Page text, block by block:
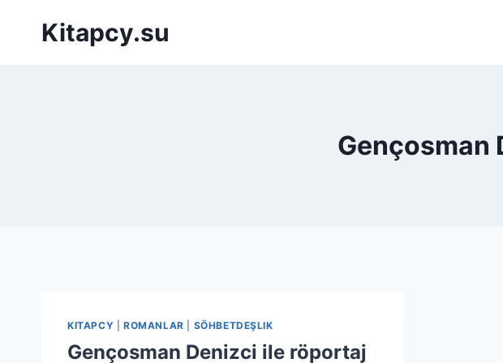
Kitapcy.su
Gençosman
KITAPCY ROMANLAR SÖHBETDEŞLIK
Gençosman Denizci ile röportaj